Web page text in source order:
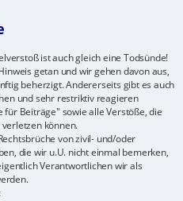
ist auch gleich eine Todsünde!
getan und wir gehen davon aus,
beherzigt. Andererseits gibt es auch
und sehr restriktiv reagieren
Beiträge" sowie alle Verstöße, die
können.
von zivil- und/oder
die wir u.U. nicht einmal bemerken,
Verantwortlichen wir als